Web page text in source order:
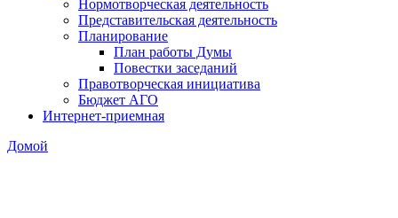
Нормотворческая деятельность
Представительская деятельность
Планирование
План работы Думы
Повестки заседаний
Правотворческая инициатива
Бюджет АГО
Интернет-приемная
Домой